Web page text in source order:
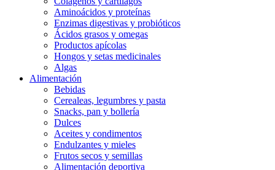
Aminoácidos y proteínas
Enzimas digestivas y probióticos
Ácidos grasos y omegas
Productos apícolas
Hongos y setas medicinales
Algas
Alimentación
Bebidas
Cerealeas, legumbres y pasta
Snacks, pan y bollería
Dulces
Aceites y condimentos
Endulzantes y mieles
Frutos secos y semillas
Alimentación deportiva